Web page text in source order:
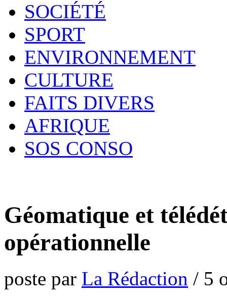
SOCIÉTÉ
SPORT
ENVIRONNEMENT
CULTURE
FAITS DIVERS
AFRIQUE
SOS CONSO
Géomatique et
opérationnelle
poste par La Rédaction / 5